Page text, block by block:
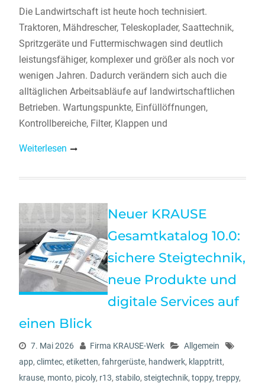
Die Landwirtschaft ist heute hoch technisiert.
Traktoren, Mähdrescher, Teleskoplader, Saattechnik,
Spritzgeräte und Futtermischwagen sind deutlich
leistungsfähiger, komplexer und größer als noch vor
wenigen Jahren. Dadurch verändern sich auch die
alltäglichen Arbeitsabläufe auf landwirtschaftlichen
Betrieben. Wartungspunkte, Einfüllöffnungen,
Kontrollbereiche, Filter, Klappen und
Weiterlesen
Neuer KRAUSE
Gesamtkatalog 10.0:
sichere Steigtechnik,
neue Produkte und
digitale Services auf
einen Blick
7. Mai 2026 Firma KRAUSE-Werk
Allgemein
app, climtec, etiketten, fahrgerüste, handwerk, klapptritt,
krause, monto, picoly, r13, stabilo, steigtechnik, toppy, treppy,